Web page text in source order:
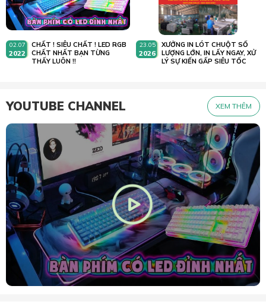
02.07
2022
CHẤT ! SIÊU CHẤT ! LED RGB
CHẤT NHẤT BẠN TỪNG
THẤY LUÔN !!
23.05
2026
XƯỞNG IN LÓT CHUỘT SỐ
LƯỢNG LỚN, IN LẤY NGAY, XỬ
LÝ SỰ KIẾN GẤP SIÊU TỐC
YOUTUBE CHANNEL XEM THÊM